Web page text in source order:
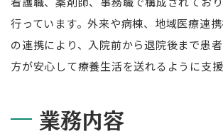
行っています。外来や病棟、地域医療連
の連携により、入院前から退院後まで患
方が安心して療養生活を送れるように支援
業務内容